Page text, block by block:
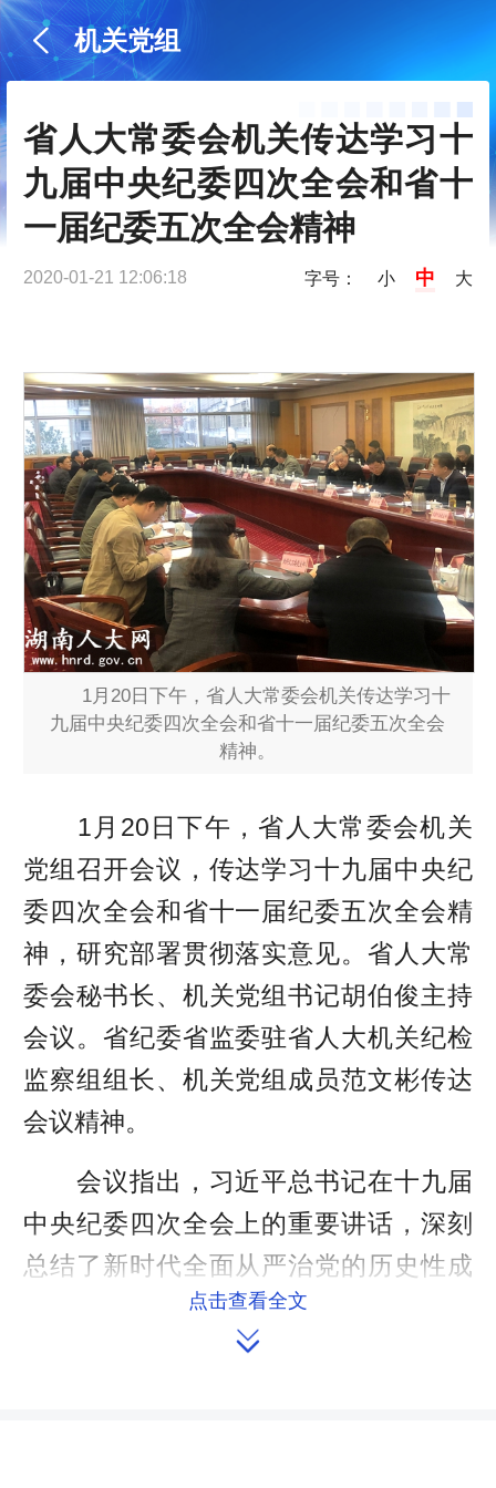
机关党组
省人大常委会机关传达学习十
九届中央纪委四次全会和省十
一届纪委五次全会精神
2020-01-21 12:06:18 字号： 小 中 大
1月20日下午，省人大常委会机关传达学习十
九届中央纪委四次全会和省十一届纪委五次全会
精神。
1月20日下午，省人大常委会机关
党组召开会议，传达学习十九届中央纪
委四次全会和省十一届纪委五次全会精
神，研究部署贯彻落实意见。省人大常
委会秘书长、机关党组书记胡伯俊主持
会议。省纪委省监委驻省人大机关纪检
监察组组长、机关党组成员范文彬传达
会议精神。
会议指出，习近平总书记在十九届
中央纪委四次全会上的重要讲话，深刻
总结了新时代全面从严治党的历史性成
就，深刻回答了管党治党必须“坚持和巩
固什么、完善和发展什么”的重大问题，
点击查看全文
